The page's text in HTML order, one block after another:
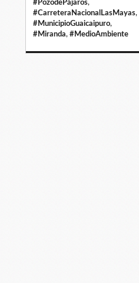
#PozodePájaros,
#CarreteraNacionalLasMayas,
#MunicipioGuaicaipuro,
#Miranda, #MedioAmbiente